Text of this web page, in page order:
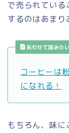
で売られている
するのはあまり
あわせて読みたい
コーヒーは
になれる！
もちろん、味に